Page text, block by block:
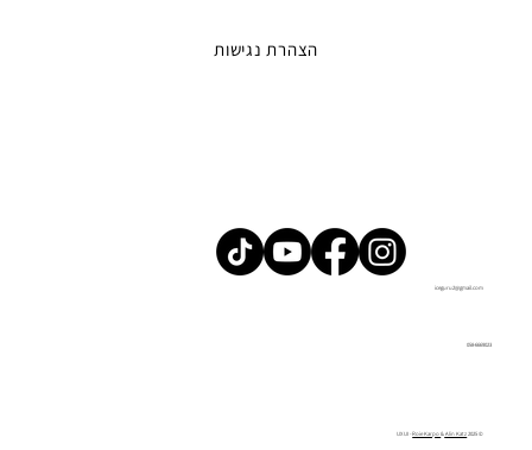
הצהרת נגישות
© 2025 UX UI -
Roie Karpo&Alin Katz
iceguru2@gmail.com
058-6669023